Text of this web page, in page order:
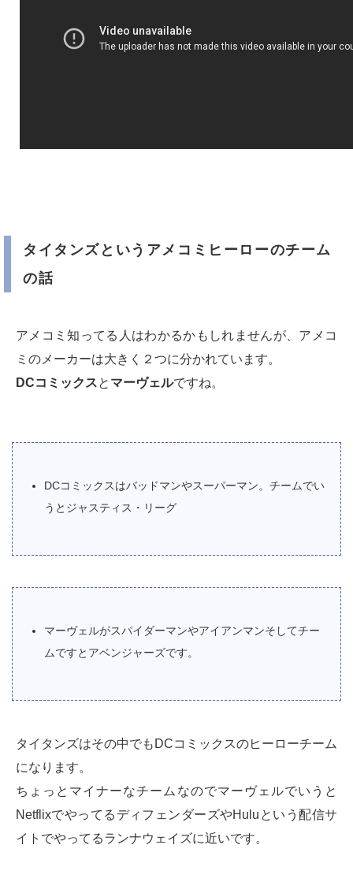
タイタンズというアメコミヒーローのチーム
の話
アメコミ知ってる人はわかるかもしれませんが、アメコ
ミのメーカーは大きく２つに分かれています。
DCコミックスと マーヴェルですね。
DCコミックスはバッドマンやスーパーマン。チームでい
うとジャスティス・リーグ
マーヴェルがスパイダーマンやアイアンマンそしてチー
ムですとアベンジャーズです。
タイタンズはその中でもDCコミックスのヒーローチーム
になります。
ちょっとマイナーなチームなのでマーヴェルでいうと
NetflixでやってるディフェンダーズやHuluという配信サ
イトでやってるランナウェイズに近いです。